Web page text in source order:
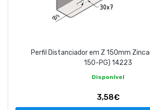
Perfil Distanciador em Z 150mm
150-PG) 14223
Disponível
3,58€